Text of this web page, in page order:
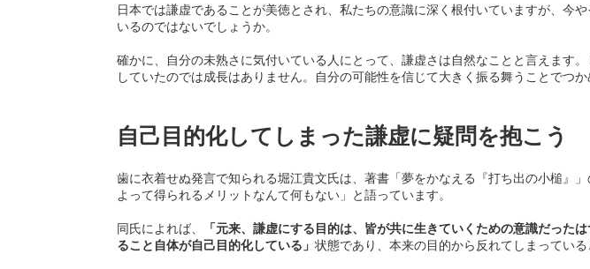
日本では謙虚であることが美徳とされ、私たちの意識に深く根付いていますが、今
いるのではないでしょうか。
確かに、自分の未熟さに気付いている人にとって、謙虚さは自然なことと言えます
していたのでは成長はありません。自分の可能性を信じて大きく振る舞うことでつか
自己目的化してしまった謙虚に疑問を抱こう
歯に衣着せぬ発言で知られる堀江貴文氏は、著書「夢をかなえる『打ち出の小槌』
よって得られるメリットなんて何もない」と語っています。
同氏によれば、
「元来、謙虚にする目的は、皆が共に生きていくための意識だった
ること自体が自己目的化している」 状態であり、本来の目的から反れてしまっている